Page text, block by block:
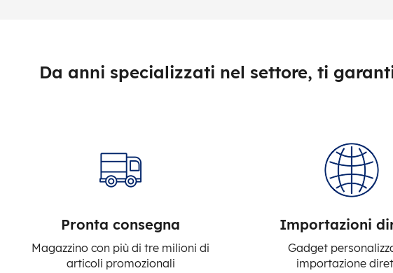
Da anni specializzati nel settore, ti
Pronta consegna
Magazzino con più di tre milioni di
articoli promozionali
Importazioni
Gadget
importazione